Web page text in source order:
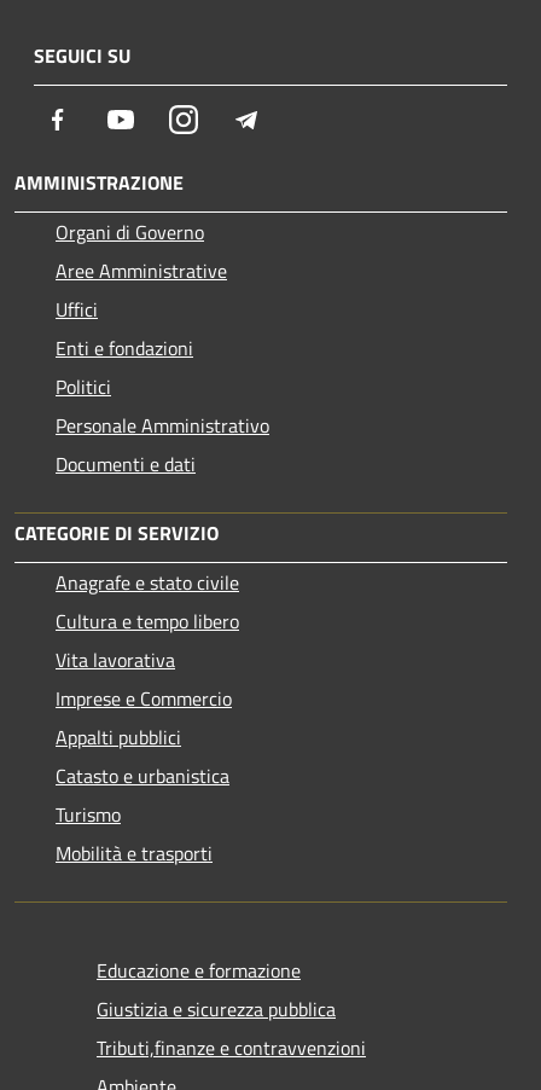
SEGUICI SU
Facebook YoutubeInstagram
AMMINISTRAZIONE
Organi di Governo
Aree Amministrative
Uffici
Enti e fondazioni
Politici
Personale Amministrativo
Documenti e dati
CATEGORIE DI SERVIZIO
Anagrafe e stato civile
Cultura e tempo libero
Vita lavorativa
Imprese e Commercio
Appalti pubblici
Catasto e urbanistica
Turismo
Mobilità e trasporti
Educazione e formazione
Giustizia e sicurezza pubblica
Tributi,finanze e contravvenzioni